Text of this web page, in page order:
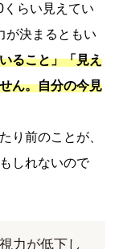
らい見えてい
が決まるともい
ること」「見え
ん。自分の今見
り前のことが、
しれないので
力が低下し